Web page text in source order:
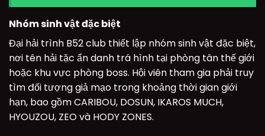
Nhóm sinh vật đặc biệt
Đại hải trình B52 club thiết lập nhóm sinh vật đặc biệt,
nơi tên hải tặc ẩn danh trá hình tại phòng tân thế giới
hoặc khu vực phòng boss. Hội viên tham gia phải truy
tìm đối tượng giả mạo trong khoảng thời gian giới
hạn, bao gồm CARIBOU, DOSUN, IKAROS MUCH,
HYOUZOU, ZEO và HODY ZONES.